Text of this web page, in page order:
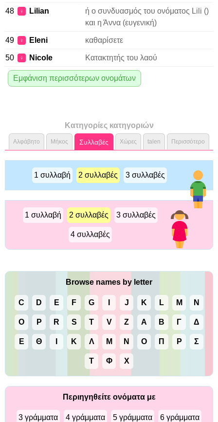
48 ♀ Lilian
ή ο συνδυασμός του ονόματος Lili ()
και η Άννα (ευγενική)
49 ♀ Eleni καθαρίσετε
50 ♀ Nicole Κατακτητής του λαού
Εμφάνιση περισσότερων ονομάτων
Κατηγορίες κατηγοριών
Αλφάβητο Μήκος Συλλαβές Χώρες talen Περισσότερο
1 συλλαβή 2 συλλαβές 3 συλλαβές
1 συλλαβή 2 συλλαβές 3 συλλαβές
4 συλλαβές
Browse names by letter
C D E F G J K L M N
O P R S T V Z Α Β Γ Δ
Ε Θ Κ Λ Μ Ν Ο Π Ρ Σ
Τ Φ Χ
Περιηγηθείτε ονόματα με
3 γράμματα 4 γράμματα 5 γράμματα 6 γράμματα